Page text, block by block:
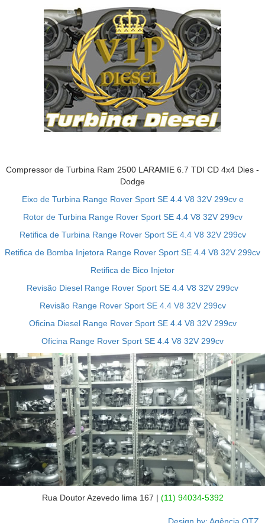
Compressor de Turbina Ram 2500 LARAMIE 6.7 TDI CD 4x4 Dies -
Dodge
Eixo de Turbina Range Rover Sport SE 4.4 V8 32V 299cv e
Rotor de Turbina Range Rover Sport SE 4.4 V8 32V 299cv
Retifica de Turbina Range Rover Sport SE 4.4 V8 32V 299cv
Retifica de Bomba Injetora Range Rover Sport SE 4.4 V8 32V 299cv
Retifica de Bico Injetor
Revisão Diesel Range Rover Sport SE 4.4 V8 32V 299cv
Revisão Range Rover Sport SE 4.4 V8 32V 299cv
Oficina Diesel Range Rover Sport SE 4.4 V8 32V 299cv
Oficina Range Rover Sport SE 4.4 V8 32V 299cv
Rua Doutor Azevedo lima 167 | (11) 94034-5392
Design by: Agência OTZ